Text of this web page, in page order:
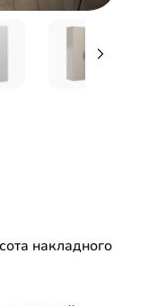
накладного